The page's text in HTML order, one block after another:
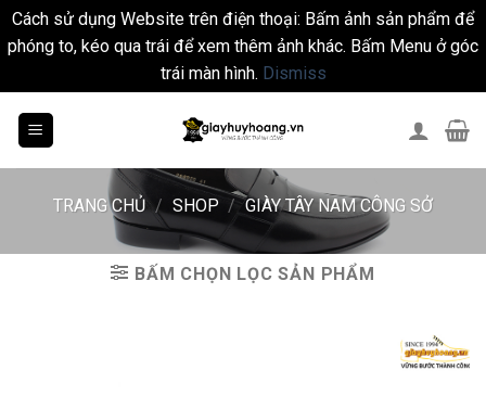
Cách sử dụng Website trên điện thoại: Bấm ảnh sản phẩm để
phóng to, kéo qua trái để xem thêm ảnh khác. Bấm Menu ở góc
trái màn hình. Dismiss
TRANG CHỦ / SHOP / GIÀY TÂY NAM CÔNG SỞ
BẤM CHỌN LỌC SẢN PHẨM